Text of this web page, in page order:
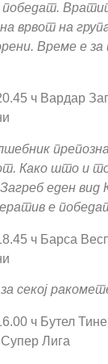
победат.
врвот на
Време е за
ч Вардар
Како што и
еден
е
ч Барса
секој
ч Бутел
Лига